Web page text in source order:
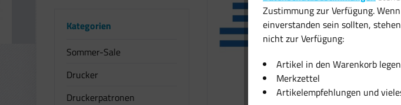
Kategorien
Sommer-Sale
Drucker
Druckerpatronen
Zustimmung zur Verfügung.
einverstanden sein sollten,
nicht zur Verfügung:
Artikel in den Warenkorb legen
Merkzettel
Artikelempfehlungen und